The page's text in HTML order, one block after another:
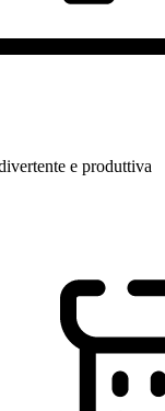
e produttiva